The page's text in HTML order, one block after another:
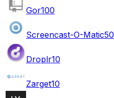
Gor100
Screencast-O-Matic50
Droplr10
Zarget10